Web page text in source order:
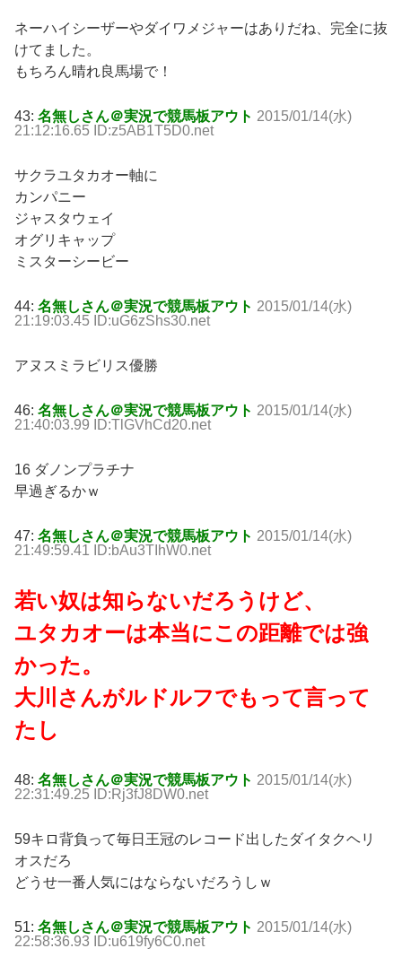
ネーハイシーザーやダイワメジャーはありだね、完全に抜
けてました。
もちろん晴れ良馬場で！
43: 名無しさん＠実況で競馬板アウト 2015/01/14(水)
21:12:16.65 ID:z5AB1T5D0.net
サクラユタカオー軸に
カンパニー
ジャスタウェイ
オグリキャップ
ミスターシービー
44: 名無しさん＠実況で競馬板アウト 2015/01/14(水)
21:19:03.45 ID:uG6zShs30.net
アヌスミラビリス優勝
46: 名無しさん＠実況で競馬板アウト 2015/01/14(水)
21:40:03.99 ID:TlGVhCd20.net
16 ダノンプラチナ
早過ぎるかｗ
47: 名無しさん＠実況で競馬板アウト 2015/01/14(水)
21:49:59.41 ID:bAu3TIhW0.net
若い奴は知らないだろうけど、
ユタカオーは本当にこの距離では強
かった。
大川さんがルドルフでもって言って
たし
48: 名無しさん＠実況で競馬板アウト 2015/01/14(水)
22:31:49.25 ID:Rj3fJ8DW0.net
59キロ背負って毎日王冠のレコード出したダイタクヘリ
オスだろ
どうせ一番人気にはならないだろうしｗ
51: 名無しさん＠実況で競馬板アウト 2015/01/14(水)
22:58:36.93 ID:u619fy6C0.net